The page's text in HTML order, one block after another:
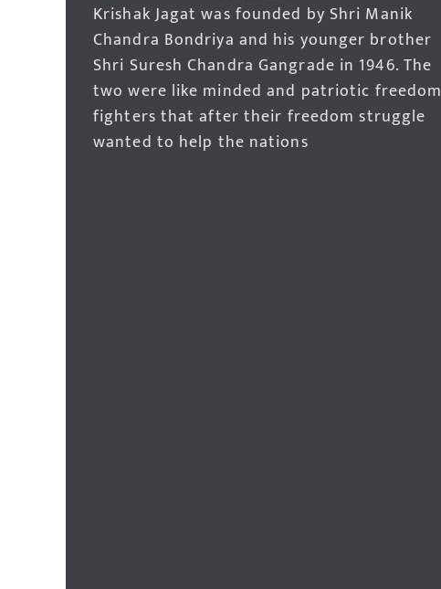
Krishak Jagat was founded by Shri Manik
Chandra Bondriya and his younger brother
Shri Suresh Chandra Gangrade in 1946. The
two were like minded and patriotic freedom
fighters that after their freedom struggle
wanted to help the nations